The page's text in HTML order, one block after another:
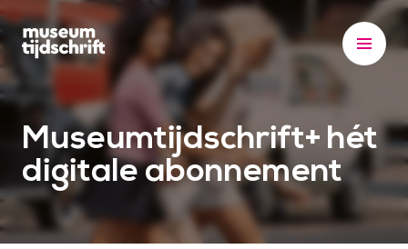
S
k
i
p
t
o
n
t
Museumtijdschrift+ hét
digitale abonnement